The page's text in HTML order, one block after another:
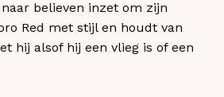
believen inzet om zijn
Red met stijl en houdt van
hij alsof hij een vlieg is of een